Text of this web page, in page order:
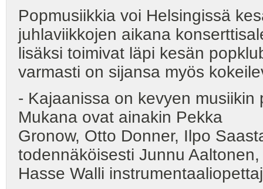
Popmusiikkia voi Helsingissä
juhlaviikkojen aikana
lisäksi toimivat läpi kesän
varmasti on sijansa myös
- Kajaanissa on kevyen
Mukana ovat ainakin Pekka
Gronow, Otto Donner, Ilpo
todennäköisesti Junnu
Hasse Walli